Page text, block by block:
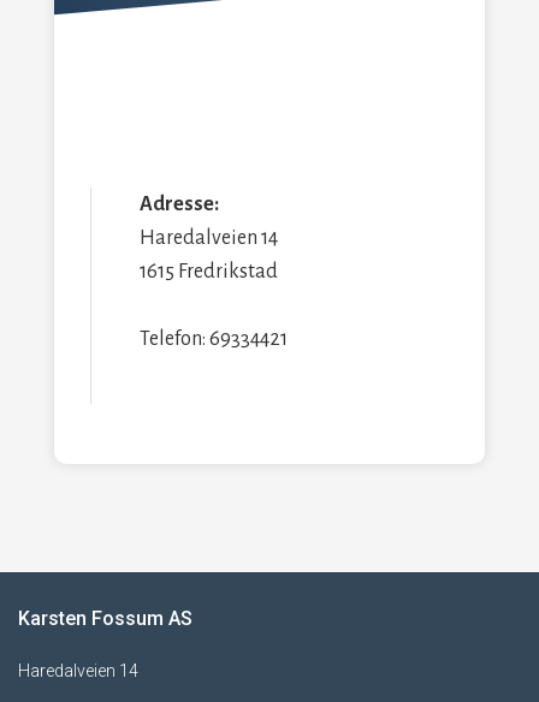
Adresse:
Haredalveien 14
1615 Fredrikstad
Telefon: 69334421
Karsten Fossum AS
Haredalveien 14